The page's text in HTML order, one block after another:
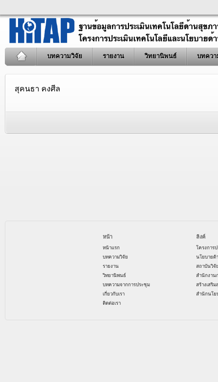
บทความวิจัย รายงาน วิทยานิพนธ์ บทควา
สุคนธา คงศีล
หน้า
หน้าแรก
บทความวิจัย
รายงาน
วิทยานิพนธ์
บทความจากการประชุม
เกี่ยวกับเรา
ติดต่อเรา
ลิงค์
โครงการ
นโยบายด้
สถาบันวิจั
สำนักงาน
สร้างเสริ
สำนักนโย